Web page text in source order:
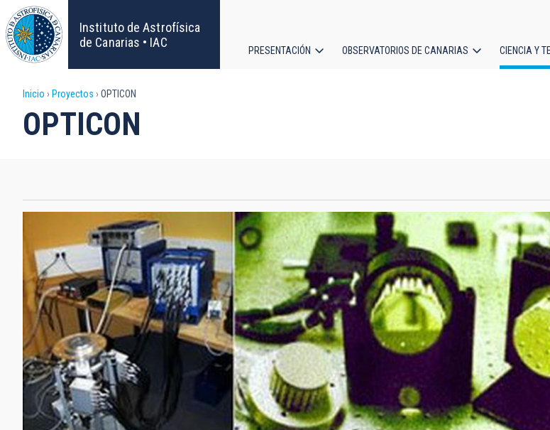
Pasar
al
contenido
principal
Instituto de Astrofísica
de Canarias • IAC
PRESENTACIÓN OBSERVATORIOS DE CANARIAS CIENCIA Y
Sobrescribir
enlaces
ayuda
la
navegación
Inicio Proyectos OPTICON
OPTICON